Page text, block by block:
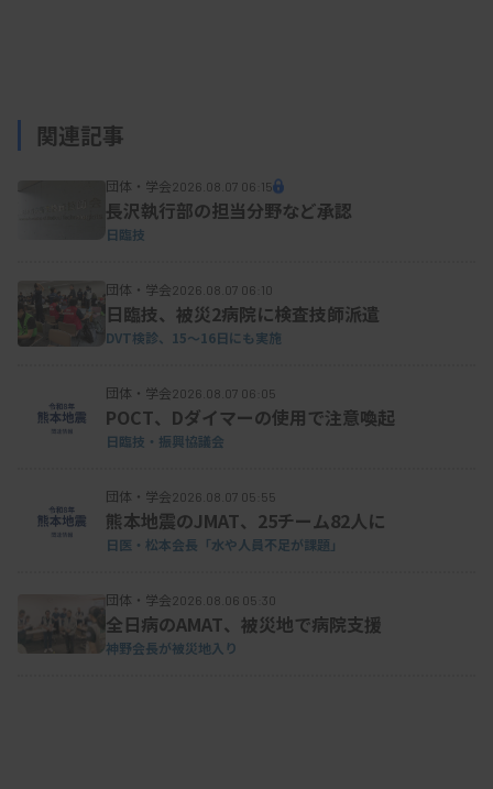
は監事を務めていた菊池博氏（極東製薬工業）も退
関連記事
団体・学会2026.08.07 06:15
長沢執行部の担当分野など承認
日臨技
団体・学会2026.08.07 06:10
日臨技、被災2病院に検査技師派遣
DVT検診、15～16日にも実施
団体・学会2026.08.07 06:05
POCT、Dダイマーの使用で注意喚起
日臨技・振興協議会
団体・学会2026.08.07 05:55
熊本地震のJMAT、25チーム82人に
日医・松本会長「水や人員不足が課題」
団体・学会2026.08.06 05:30
全日病のAMAT、被災地で病院支援
神野会長が被災地入り